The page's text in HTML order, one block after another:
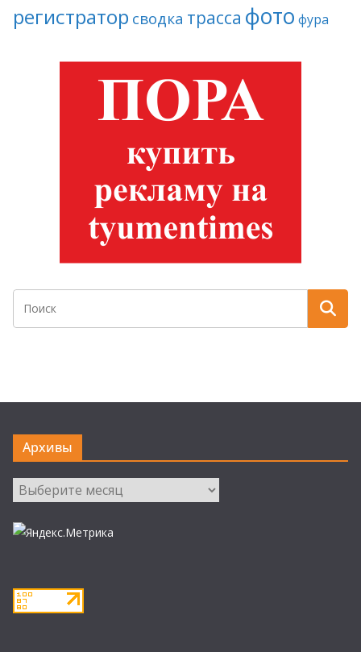
регистратор сводка трасса фото фура
Архивы
Архивы